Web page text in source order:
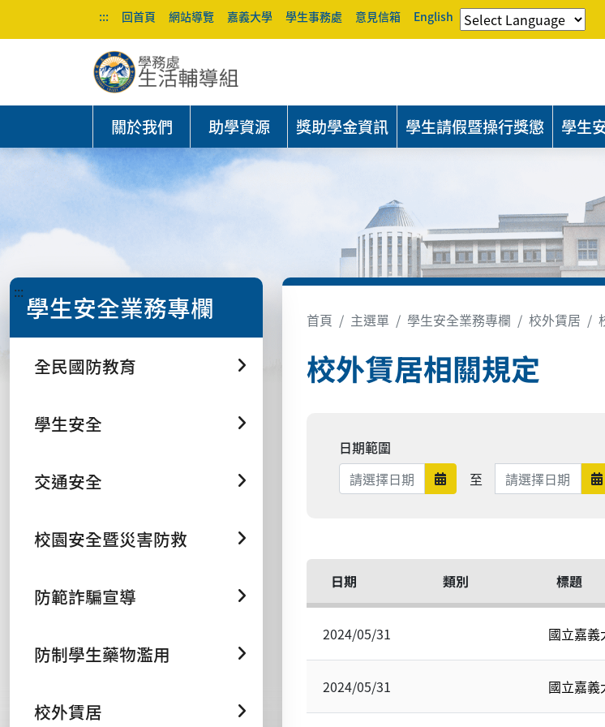
::: 回首頁 網站導覽 嘉義大學 學生事務處 意見信箱 English
關於我們 助學資源 獎助學金資訊 學生請假暨操行獎懲 學生
::: 學生安全業務專欄
全民國防教育
學生安全
交通安全
校園安全暨災害防救
防範詐騙宣導
防制學生藥物濫用
校外賃居
首頁 主選單 學生安全業務專欄 校外賃居
校外賃居相關規定
日期範圍
日期範圍開始
至 日期範圍結束
日期 類別 標題
2024/05/31 國立嘉
2024/05/31 國立嘉